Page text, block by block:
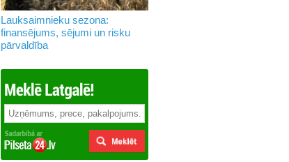
Lauksaimnieku sezona:
finansējums, sējumi un risku
pārvaldība